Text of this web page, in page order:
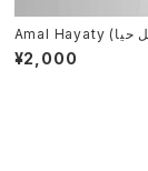
Amal Hayaty (امل حيا
تى) [SC-002]
¥2,000